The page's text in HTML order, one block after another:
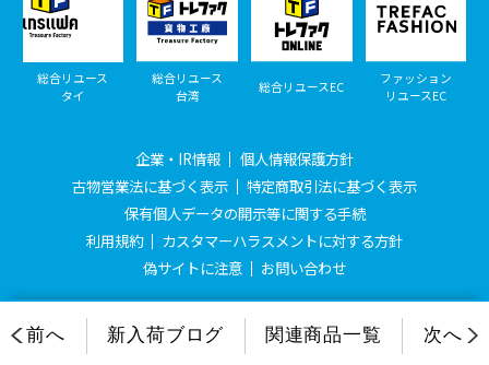
総合リユース
タイ
総合リユース
台湾
総合リユースEC
ファッション
リユースEC
企業・IR情報
個人情報保護方針
古物営業法に基づく表示
特定商取引法に基づく表示
保有個人データの開示等に関する手続
利用規約
カスタマーハラスメントに対する方針
偽サイトに注意
お問い合わせ
© Treasure Factory, All Rights Reserved.
前へ 新入荷ブログ 関連商品一覧 次へ